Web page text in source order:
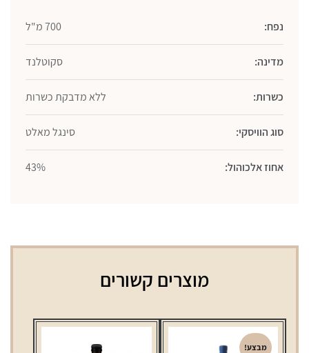
נפח: 700 מ"ל
מדינה: סקוטלנד
כשרות: ללא מדבקת כשרות
סוג הוויסקי: סינגל מאלט
אחוז אלכוהול: 43%
מוצרים קשורים
מבצע!